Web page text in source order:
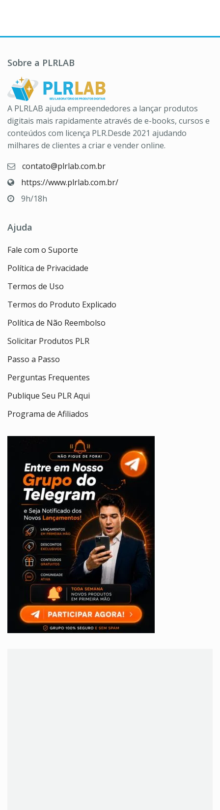
Sobre a PLRLAB
A PLRLAB ajuda empreendedores a lançar produtos
digitais mais rapidamente através de e-books, cursos e
conteúdos com licença PLR.Desde 2021 ajudando
milhares de clientes a criar e vender online.
contato@plrlab.com.br
https://www.plrlab.com.br/
9h/18h
Ajuda
Fale com o Suporte
Política de Privacidade
Termos de Uso
Termos do Produto Explicado
Política de Não Reembolso
Solicitar Produtos PLR
Passo a Passo
Perguntas Frequentes
Publique Seu PLR Aqui
Programa de Afiliados